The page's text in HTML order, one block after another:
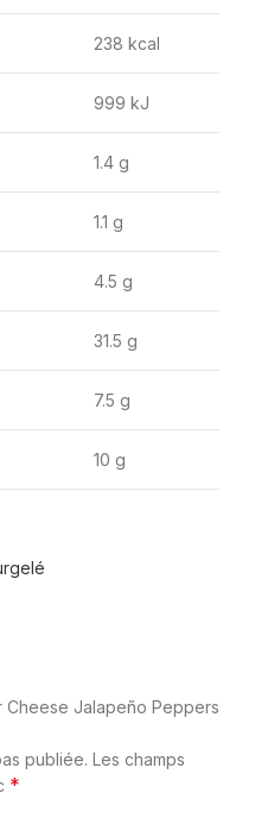
238 kcal
999 kJ
1.4 g
1.1 g
4.5 g
31.5 g
7.5 g
10 g
Cheese Jalapeño Peppers
publiée. Les champs
*